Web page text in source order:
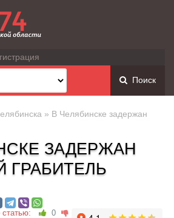
Поиск
» В Челябинске задержан
ЗАДЕРЖАН
ГРАБИТЕЛЬ
статью: 0